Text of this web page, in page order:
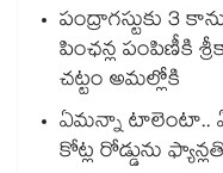
పంద్రాగస్టుకు 3
పింఛన్ల పంపిణీకి
చట్టం అమల్లోకి
ఏమన్నా టాలెంటా..
కోట్ల రోడ్డును